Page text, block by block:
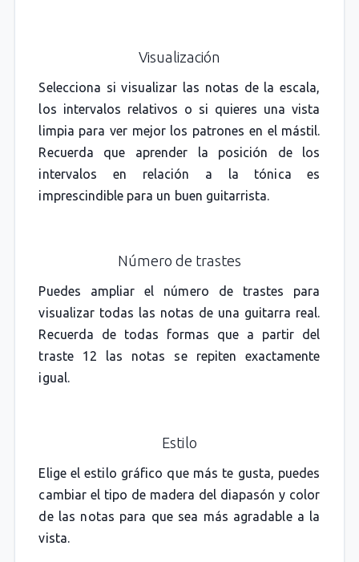
Visualización
Selecciona si visualizar las notas de la escala,
los intervalos relativos o si quieres una vista
limpia para ver mejor los patrones en el mástil.
Recuerda que aprender la posición de los
intervalos en relación a la tónica es
imprescindible para un buen guitarrista.
Número de trastes
Puedes ampliar el número de trastes para
visualizar todas las notas de una guitarra real.
Recuerda de todas formas que a partir del
traste 12 las notas se repiten exactamente
igual.
Estilo
Elige el estilo gráfico que más te gusta, puedes
cambiar el tipo de madera del diapasón y color
de las notas para que sea más agradable a la
vista.